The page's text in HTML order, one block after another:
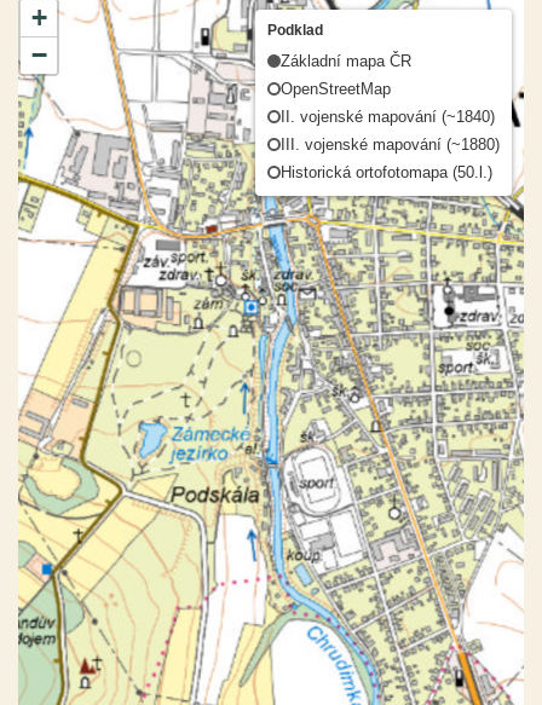
+
−
Podklad
Základní mapa ČR
OpenStreetMap
II. vojenské mapování (~1840)
III. vojenské mapování (~1880)
Historická ortofotomapa (50.l.)